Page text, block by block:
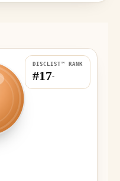
DISCLIST™ RANK
#17-